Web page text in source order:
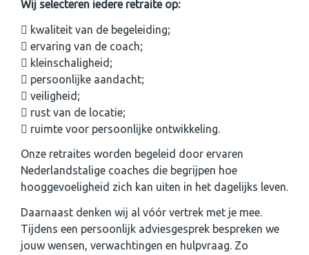
Wij selecteren iedere retraite op:
kwaliteit van de begeleiding;
ervaring van de coach;
kleinschaligheid;
persoonlijke aandacht;
veiligheid;
rust van de locatie;
ruimte voor persoonlijke ontwikkeling.
Onze retraites worden begeleid door ervaren
Nederlandstalige coaches die begrijpen hoe
hooggevoeligheid zich kan uiten in het dagelijks leven.
Daarnaast denken wij al vóór vertrek met je mee.
Tijdens een persoonlijk adviesgesprek bespreken we
jouw wensen, verwachtingen en hulpvraag. Zo